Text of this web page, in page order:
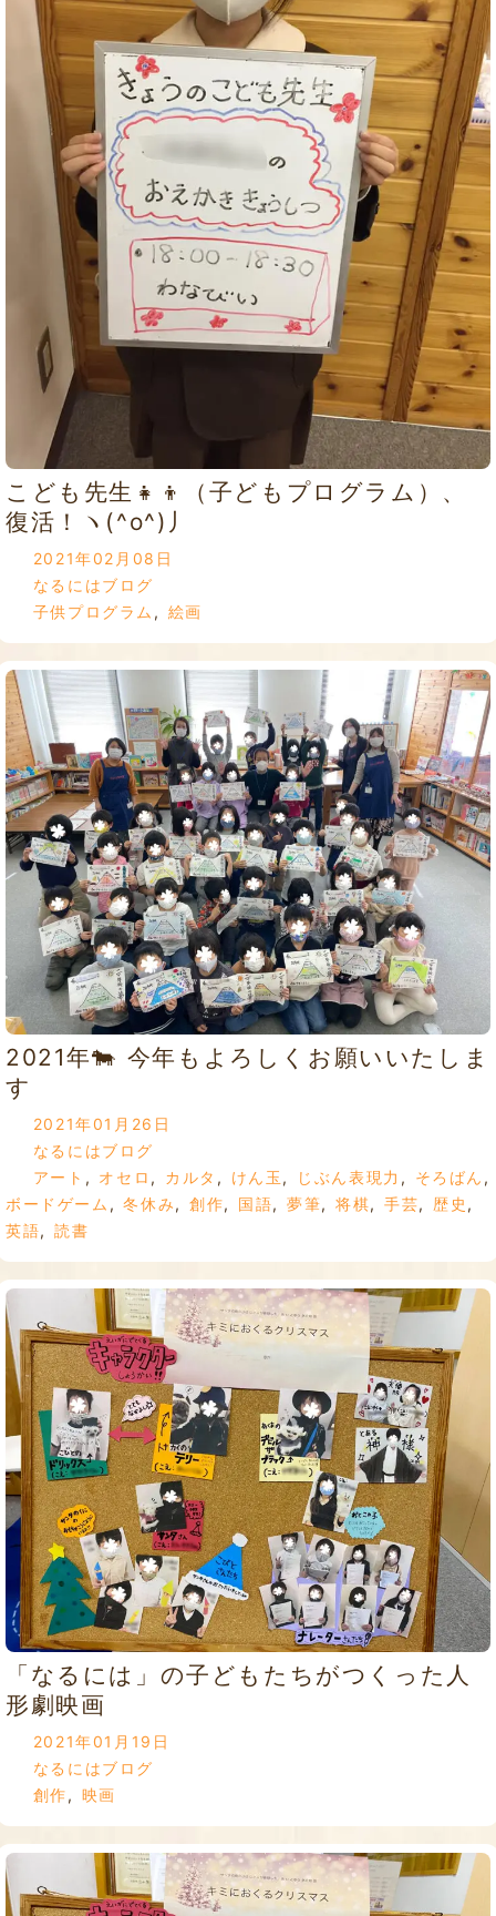
こども先生👧👦（子どもプログラム）、
復活！ヽ(^o^)丿
2021年02月08日
なるにはブログ
子供プログラム , 絵画
2021年🐄 今年もよろしくお願いいたしま
す
2021年01月26日
なるにはブログ
アート , オセロ , カルタ , けん玉 , じぶん表現力 , そろばん ,
ボードゲーム ,冬休み,創作, 国語,夢筆,将棋,手芸, 歴史 ,
英語,読書
「なるには」の子どもたちがつくった人
形劇映画
2021年01月19日
なるにはブログ
創作, 映画